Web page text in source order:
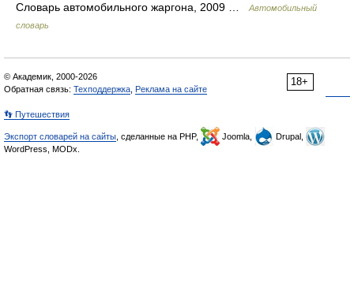
Словарь автомобильного жаргона, 2009 …
Автомобильный
словарь
18+
© Академик, 2000-2026
Обратная связь: Техподдержка Реклама на сайте
👣 Путешествия
Экспорт словарей на сайты , сделанные на PHP, Joomla,
Drupal,
WordPress, MODx.